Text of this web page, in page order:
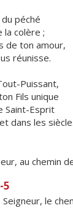
péché
la colère ;
de ton amour,
réunisse.
Puissant,
Fils unique
Saint-Esprit
dans les
au chemin
5
le